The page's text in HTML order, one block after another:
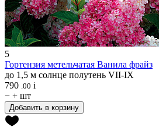
5
Гортензия метельчатая Ванила фрайз
до 1,5 м солнце полутень VII-IX
790 .00 i
− + шт
Добавить в корзину